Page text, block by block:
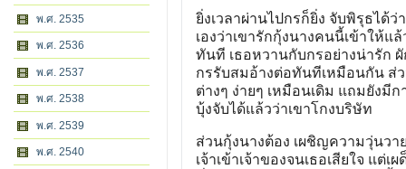
พ.ศ. 2535
พ.ศ. 2536
พ.ศ. 2537
พ.ศ. 2538
พ.ศ. 2539
พ.ศ. 2540
ยิ่งเวลาผ่านไปกรก็ยิ่ง จับพิรุธได้
เองว่าเขารักกุ้งนางคนนี้เข้าให้แ
ทันที เธอหวานกับกรอย่างน่ารัก
กรรับสมอ้างต่อทันทีเหมือนกัน ส่
ต่างๆ ง่ายๆ เหมือนเดิม แถมยังมี
บุ้งจับได้แล้วว่าเขาโกงบริษัท
ส่วนกุ้งนางต้อง เผชิญความวุ่นวา
เจ้าเข้าเจ้าของจนเธอเสียใจ แต่